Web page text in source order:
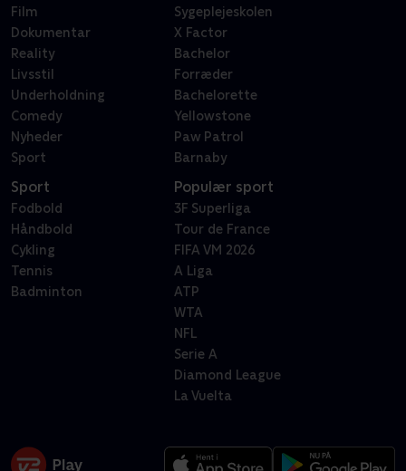
Film
Dokumentar
Reality
Livsstil
Underholdning
Comedy
Nyheder
Sport
Sygeplejeskolen
X Factor
Bachelor
Forræder
Bachelorette
Yellowstone
Paw Patrol
Barnaby
Sport
Fodbold
Håndbold
Cykling
Tennis
Badminton
Populær sport
3F Superliga
Tour de France
FIFA VM 2026
A Liga
ATP
WTA
NFL
Serie A
Diamond League
La Vuelta